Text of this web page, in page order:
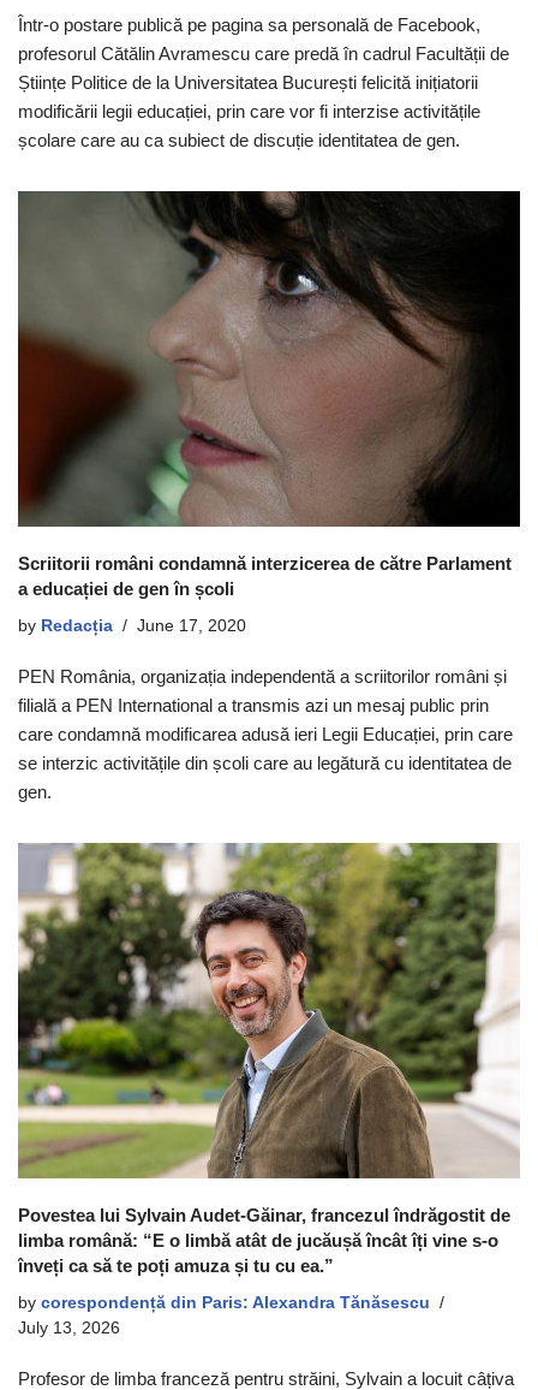
Într-o postare publică pe pagina sa personală de Facebook,
profesorul Cătălin Avramescu care predă în cadrul Facultății de
Științe Politice de la Universitatea București felicită inițiatorii
modificării legii educației, prin care vor fi interzise activitățile
școlare care au ca subiect de discuție identitatea de gen.
Scriitorii români condamnă interzicerea de către Parlament
a educației de gen în școli
by Redacția June 17, 2020
PEN România, organizația independentă a scriitorilor români și
filială a PEN International a transmis azi un mesaj public prin
care condamnă modificarea adusă ieri Legii Educației, prin care
se interzic activitățile din școli care au legătură cu identitatea de
gen.
Povestea lui Sylvain Audet-Găinar, francezul îndrăgostit de
limba română: “E o limbă atât de jucăușă încât îți vine s-o
înveți ca să te poți amuza și tu cu ea.”
by corespondență din Paris: Alexandra Tănăsescu
July 13, 2026
Profesor de limba franceză pentru străini, Sylvain a locuit câțiva